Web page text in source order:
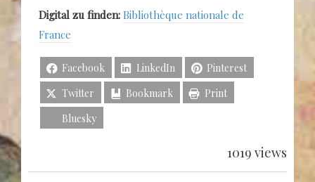
Digital zu finden: Bibliothèque nationale de
France
Facebook LinkedIn
Pinterest
Twitter
Bookmark
Print
Bluesky
1019 views